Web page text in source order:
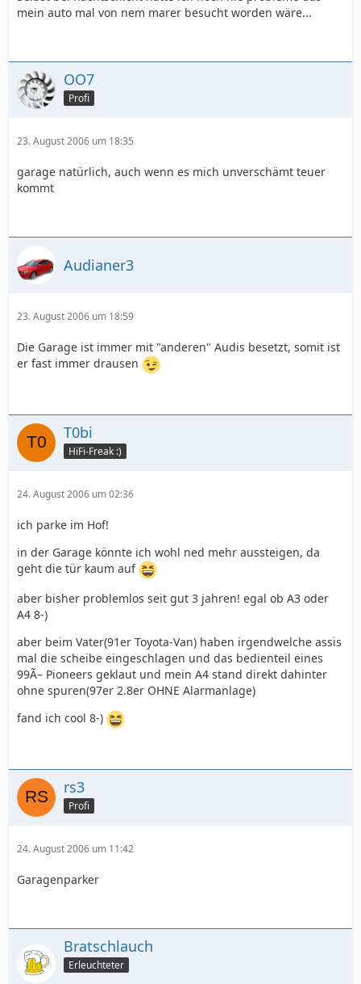
mein auto mal von nem marer besucht worden wäre...
OO7
Profi
23. August 2006 um 18:35
garage natürlich, auch wenn es mich unverschämt teuer
kommt
Audianer3
23. August 2006 um 18:59
Die Garage ist immer mit "anderen" Audis besetzt, somit ist
er fast immer drausen
T0bi
HiFi-Freak :)
24. August 2006 um 02:36
ich parke im Hof!
in der Garage könnte ich wohl ned mehr aussteigen, da
geht die tür kaum auf
aber bisher problemlos seit gut 3 jahren! egal ob A3 oder
A4 8-)
aber beim Vater(91er Toyota-Van) haben irgendwelche assis
mal die scheibe eingeschlagen und das bedienteil eines
99Ã– Pioneers geklaut und mein A4 stand direkt dahinter
ohne spuren(97er 2.8er OHNE Alarmanlage)
fand ich cool 8-)
rs3
Profi
24. August 2006 um 11:42
Garagenparker
Bratschlauch
Erleuchteter